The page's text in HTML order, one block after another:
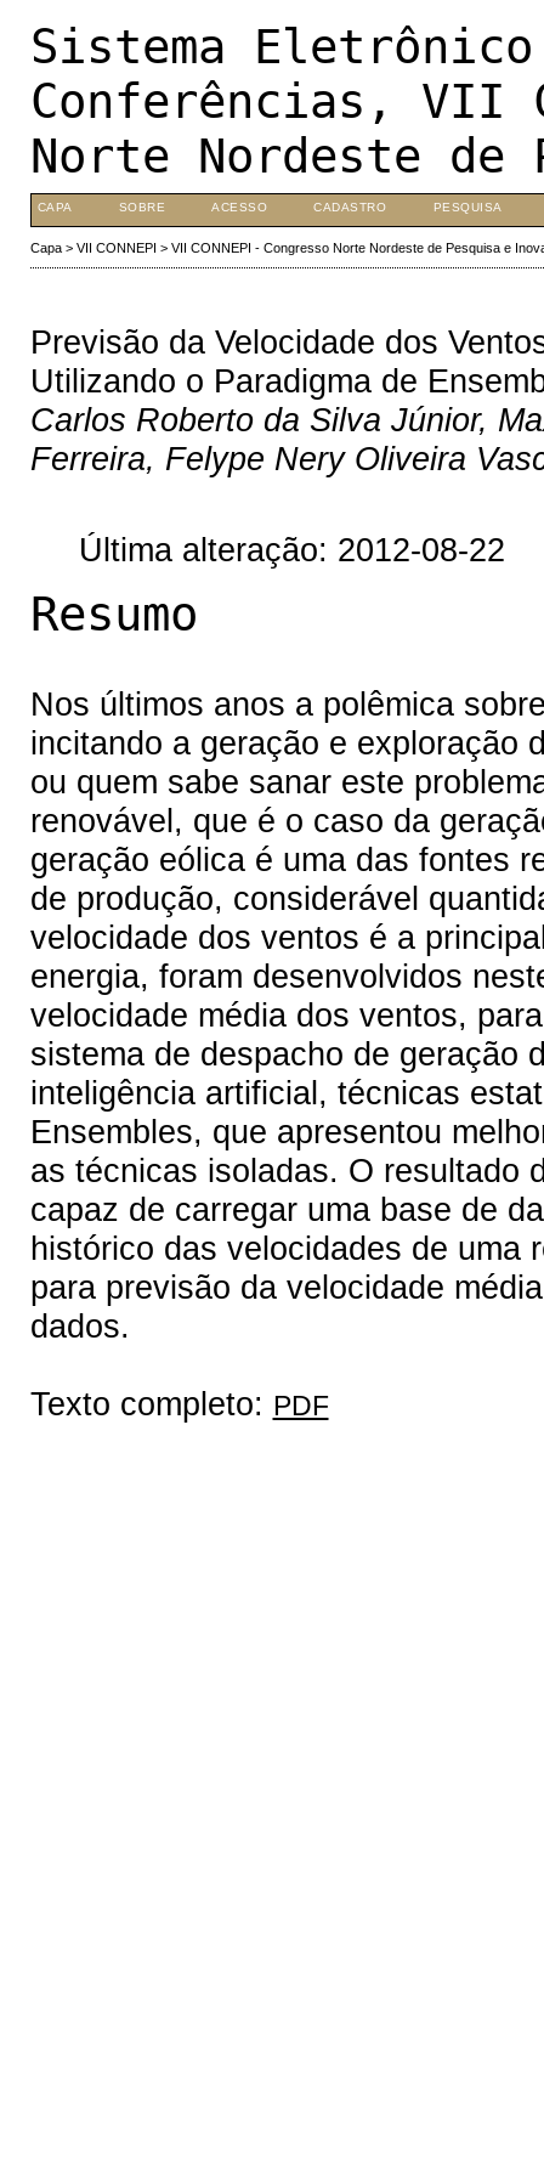
Sistema
Conferências, VII
Norte Nordeste de
CAPA SOBRE ACESSO CADASTRO PESQUISA
Capa> VII CONNEPI > VII CONNEPI - Congresso Norte Nordeste de Pesquisa e
Previsão da Velocidade dos
Utilizando o Paradigma de
Carlos Roberto da Silva Júnior,
Ferreira, Felype Nery Oliveira
Última alteração: 2012-08-22
Resumo
Nos últimos anos a polêmica
incitando a geração e exploração
ou quem sabe sanar este
renovável, que é o caso da
geração eólica é uma das fontes
de produção, considerável
velocidade dos ventos é a
energia, foram desenvolvidos
velocidade média dos ventos,
sistema de despacho de geração
inteligência artificial, técnicas
Ensembles, que apresentou
as técnicas isoladas. O resultado
capaz de carregar uma base de
histórico das velocidades de uma
para previsão da velocidade
dados.
Texto completo: PDF